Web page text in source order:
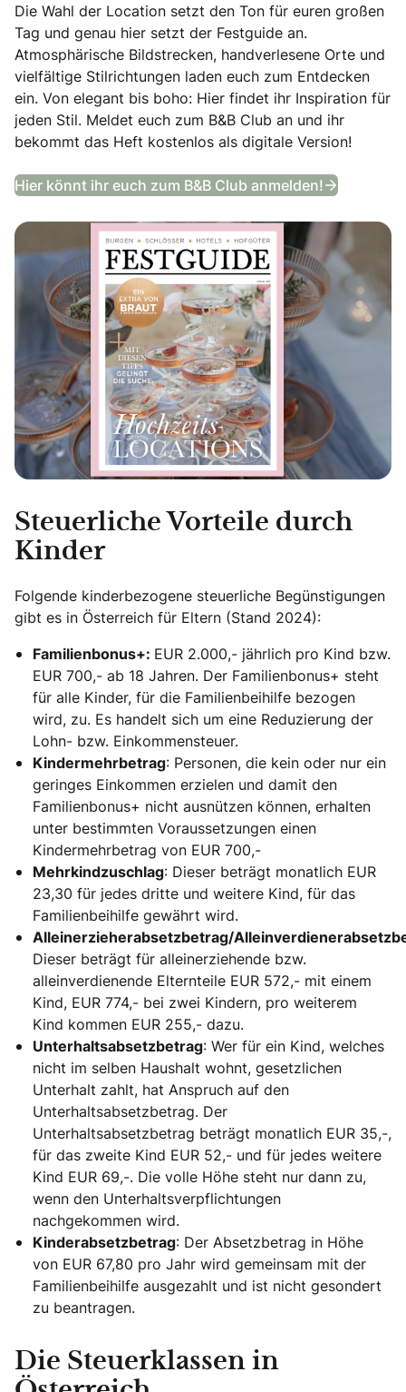
Die Wahl der Location setzt den Ton für euren großen
Tag und genau hier setzt der Festguide an.
Atmosphärische Bildstrecken, handverlesene Orte und
vielfältige Stilrichtungen laden euch zum Entdecken
ein. Von elegant bis boho: Hier findet ihr Inspiration für
jeden Stil. Meldet euch zum B&B Club an und ihr
bekommt das Heft kostenlos als digitale Version!
Hier könnt ihr euch zum B&B Club anmelden!
Steuerliche Vorteile durch
Kinder
Folgende kinderbezogene steuerliche Begünstigungen
gibt es in Österreich für Eltern (Stand 2024):
Familienbonus+: EUR 2.000,- jährlich pro Kind bzw.
EUR 700,- ab 18 Jahren. Der Familienbonus+ steht
für alle Kinder, für die Familienbeihilfe bezogen
wird, zu. Es handelt sich um eine Reduzierung der
Lohn- bzw. Einkommensteuer.
Kindermehrbetrag: Personen, die kein oder nur ein
geringes Einkommen erzielen und damit den
Familienbonus+ nicht ausnützen können, erhalten
unter bestimmten Voraussetzungen einen
Kindermehrbetrag von EUR 700,-
Mehrkindzuschlag: Dieser beträgt monatlich EUR
23,30 für jedes dritte und weitere Kind, für das
Familienbeihilfe gewährt wird.
Alleinerzieherabsetzbetrag/
Dieser beträgt für alleinerziehende bzw.
alleinverdienende Elternteile EUR 572,- mit einem
Kind, EUR 774,- bei zwei Kindern, pro weiterem
Kind kommen EUR 255,- dazu.
Unterhaltsabsetzbetrag: Wer für ein Kind, welches
nicht im selben Haushalt wohnt, gesetzlichen
Unterhalt zahlt, hat Anspruch auf den
Unterhaltsabsetzbetrag. Der
Unterhaltsabsetzbetrag beträgt monatlich EUR 35,-,
für das zweite Kind EUR 52,- und für jedes weitere
Kind EUR 69,-. Die volle Höhe steht nur dann zu,
wenn den Unterhaltsverpflichtungen
nachgekommen wird.
Kinderabsetzbetrag: Der Absetzbetrag in Höhe
von EUR 67,80 pro Jahr wird gemeinsam mit der
Familienbeihilfe ausgezahlt und ist nicht gesondert
zu beantragen.
Die Steuerklassen in